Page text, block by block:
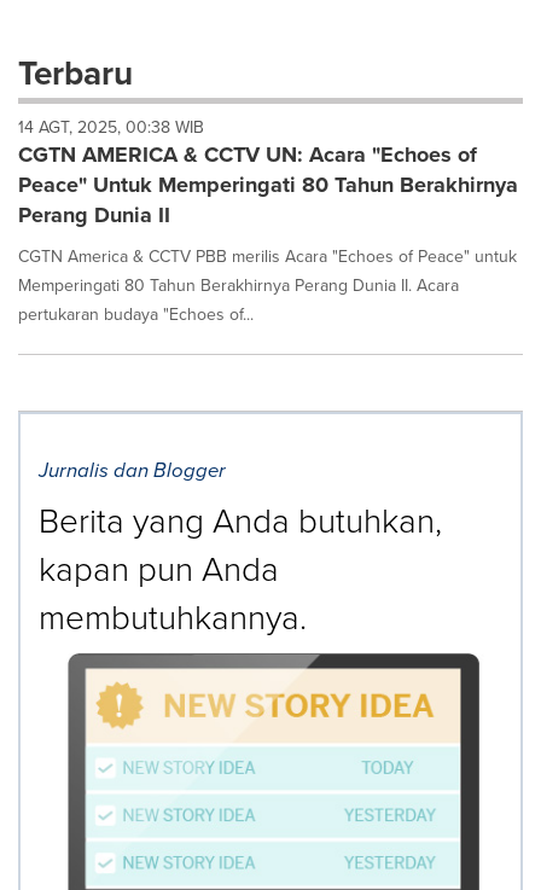
dropdown
will
cause
content
on
this
page
to
News
listings
each
Terbaru
14 AGT, 2025, 00:38 WIB
CGTN AMERICA & CCTV UN: Acara "Echoes of
Peace" Untuk Memperingati 80 Tahun Berakhirnya
Perang Dunia II
CGTN America & CCTV PBB merilis Acara "Echoes of Peace" untuk
Memperingati 80 Tahun Berakhirnya Perang Dunia II. Acara
pertukaran budaya "Echoes of...
Jurnalis dan Blogger
Berita yang Anda butuhkan,
kapan pun Anda
membutuhkannya.